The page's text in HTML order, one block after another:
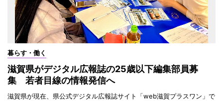
暮らす・働く
滋賀県がデジタル広報誌の25歳以下編集部員募
集 若者目線の情報発信へ
滋賀県が現在、県公式デジタル広報誌サイト「web滋賀プラスワン」で